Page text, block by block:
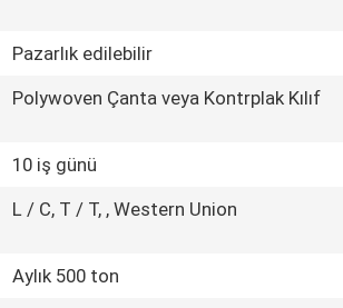
Pazarlık edilebilir
Polywoven Çanta veya Kontrplak Kılıf
10 iş günü
L / C, T / T, , Western Union
Aylık 500 ton